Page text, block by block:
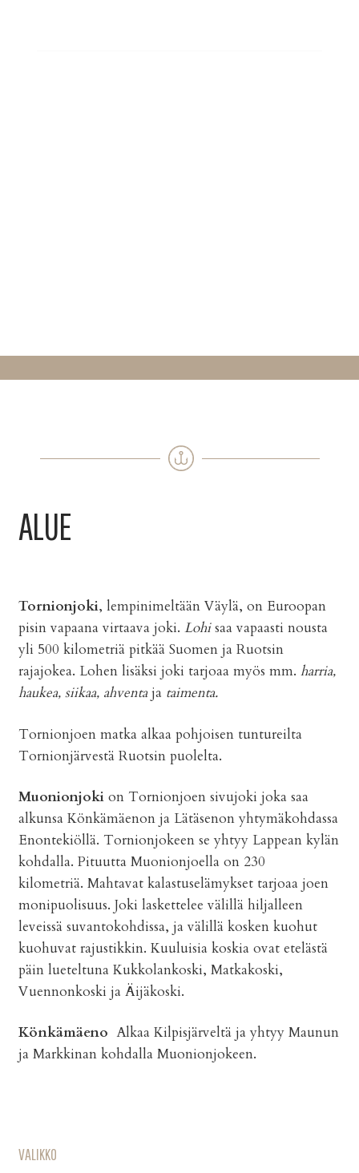
ALUE
Tornionjoki, lempinimeltään Väylä, on Euroopan
pisin vapaana virtaava joki. Lohisaa vapaasti nousta
yli 500 kilometriä pitkää Suomen ja Ruotsin
rajajokea. Lohen lisäksi joki tarjoaa myös mm. harria,
haukea, siikaa, ahventa ja taimenta.
Tornionjoen matka alkaa pohjoisen tuntureilta
Tornionjärvestä Ruotsin puolelta.
Muonionjokion Tornionjoen sivujoki joka saa
alkunsa Könkämäenon ja Lätäsenon yhtymäkohdassa
Enontekiöllä. Tornionjokeen se yhtyy Lappean kylän
kohdalla. Pituutta Muonionjoella on 230
kilometriä. Mahtavat kalastuselämykset tarjoaa joen
monipuolisuus. Joki laskettelee välillä hiljalleen
leveissä suvantokohdissa, ja välillä kosken kuohut
kuohuvat rajustikkin. Kuuluisia koskia ovat etelästä
päin lueteltuna Kukkolankoski, Matkakoski,
Vuennonkoski ja Äijäkoski.
Könkämäeno Alkaa Kilpisjärveltä ja yhtyy Maunun
ja Markkinan kohdalla Muonionjokeen.
VALIKKO